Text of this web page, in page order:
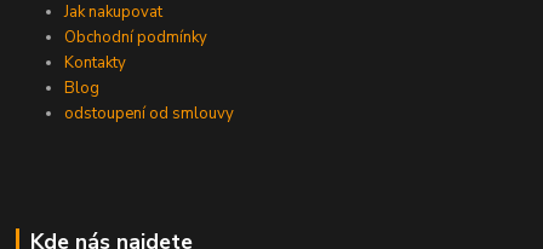
Jak nakupovat
Obchodní podmínky
Kontakty
Blog
odstoupení od smlouvy
Kde nás najdete